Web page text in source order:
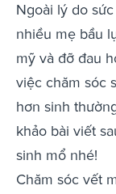
Ngoài lý do
nhiều mẹ bầu
mỹ và đỡ đau
việc chăm sóc
hơn sinh
khảo bài viết
sinh mổ nhé!
Chăm sóc vết